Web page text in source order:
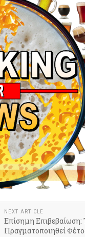
NEXT ARTICLE
Επίσημη
Πραγματοποιηθεί